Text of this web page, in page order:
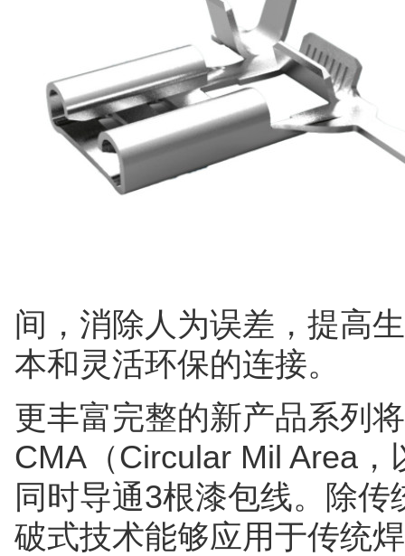
间，消除人为误差，提高
本和灵活环保的连接。
更丰富完整的新产品系列
CMA（Circular Mil Area
同时导通3根漆包线。除
破式技术能够应用于传统